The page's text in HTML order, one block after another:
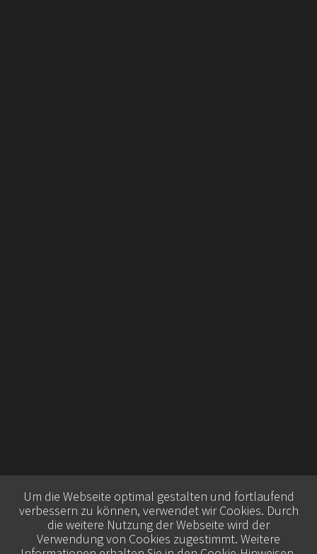
Um die Webseite optimal gestalten und fortlaufend
verbessern zu können, verwendet wir Cookies. Durch
die weitere Nutzung der Webseite wird der
Verwendung von Cookies zugestimmt. Weitere